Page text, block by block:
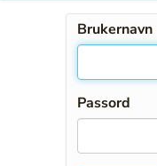
Brukernavn
Passord